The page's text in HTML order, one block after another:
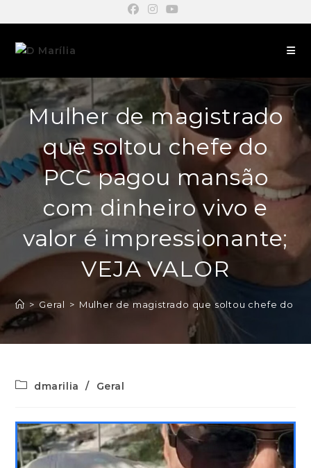
Mulher de magistrado
que soltou chefe do
PCC pagou mansão
com dinheiro vivo e
valor é impressionante;
VEJA VALOR
> Geral > Mulher de magistrado que soltou chefe do
dmarilia / Geral